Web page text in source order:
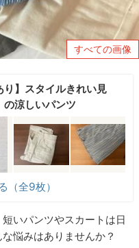
すべての画像
り】スタイルきれい見
の涼しいパンツ
（全9枚）
いパンツやスカートは日
悩みはありませんか？